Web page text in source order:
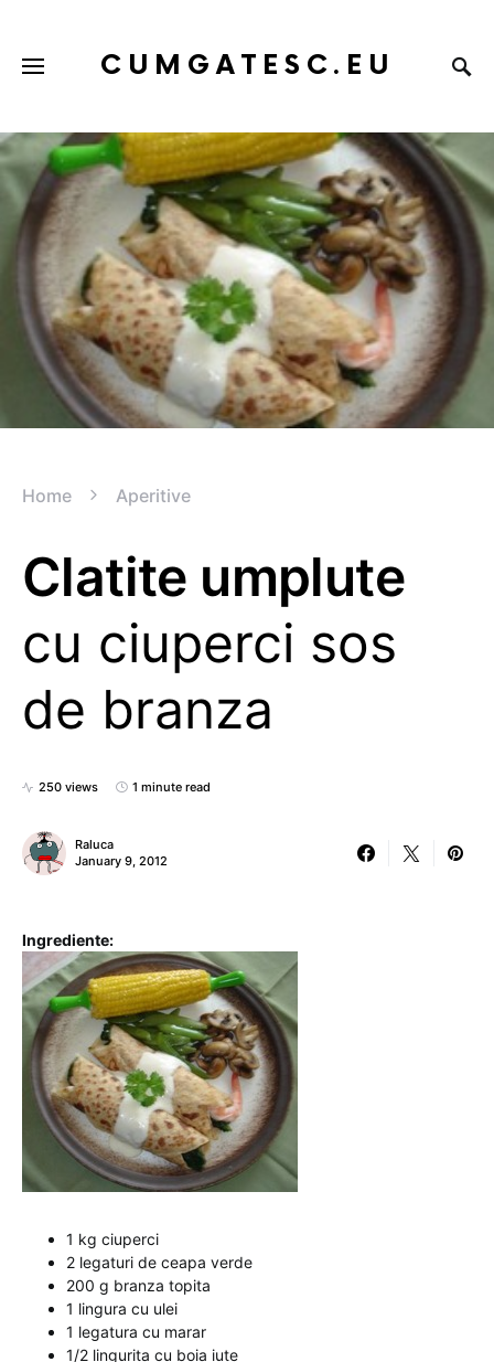
CUMGATESC.EU
Home Aperitive
Clatite umplute
cu ciuperci sos
de branza
250 views 1 minute read
Raluca
January 9, 2012
Ingrediente:
1 kg ciuperci
2 legaturi de ceapa verde
200 g branza topita
1 lingura cu ulei
1 legatura cu marar
1/2 lingurita cu boia iute